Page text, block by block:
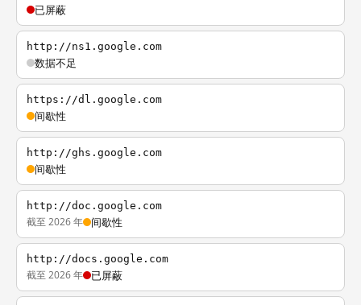
已屏蔽
http://ns1.google.com
数据不足
https://dl.google.com
间歇性
http://ghs.google.com
间歇性
http://doc.google.com
截至 2026 年 间歇性
http://docs.google.com
截至 2026 年 已屏蔽